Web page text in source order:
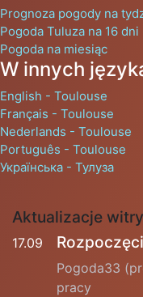
Prognoza pogody na
Pogoda Tuluza na 16 dni
Pogoda na miesiąc
W innych
English - Toulouse
Français - Toulouse
Nederlands - Toulouse
Português - Toulouse
Українська - Тулуза
Aktualizacje
17.09
Pogoda33
pracy